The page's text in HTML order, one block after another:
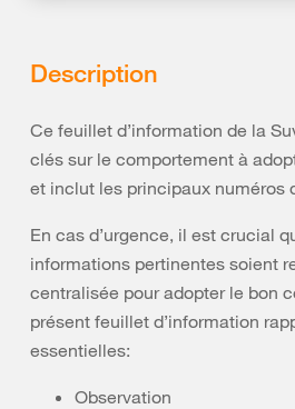
Description
Ce feuillet d’information de la
clés sur le comportement à
et inclut les principaux numéros
En cas d’urgence, il est crucial
informations pertinentes soient
centralisée pour adopter le bon
présent feuillet d’information
essentielles:
Observation